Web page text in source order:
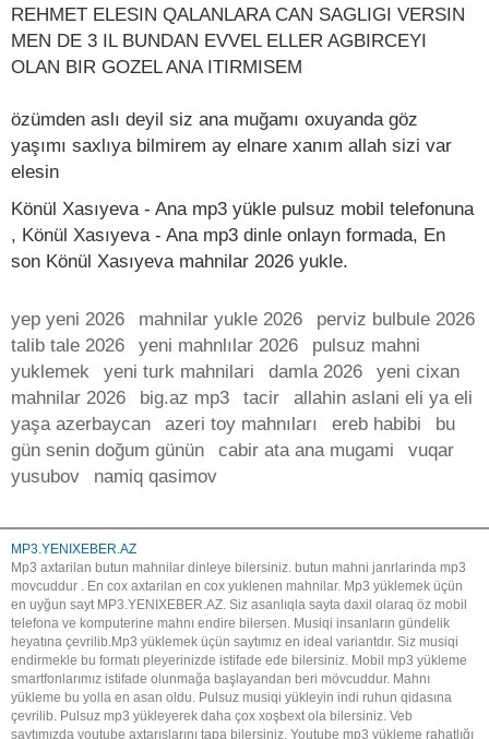
REHMET ELESIN QALANLARA CAN SAGLIGI VERSIN
MEN DE 3 IL BUNDAN EVVEL ELLER AGBIRCEYI
OLAN BIR GOZEL ANA ITIRMISEM
özümden aslı deyil siz ana muğamı oxuyanda göz
yaşımı saxlıya bilmirem ay elnare xanım allah sizi var
elesin
Könül Xasıyeva - Ana mp3 yükle pulsuz mobil telefonuna
, Könül Xasıyeva - Ana mp3 dinle onlayn formada, En
son Könül Xasıyeva mahnilar 2026 yukle.
yep yeni 2026 mahnilar yukle 2026
perviz bulbule 2026
talib tale 2026
yeni mahnlılar 2026
pulsuz mahni
yuklemek
yeni turk mahnilari damla 2026
yeni cixan
mahnilar 2026
big.az mp3 tacir
allahin aslani eli ya eli
yaşa azerbaycan
azeri toy mahnıları ereb habibi
bu
gün senin doğum günün
cabir ata ana mugami
vuqar
yusubov
namiq qasimov
MP3.YENIXEBER.AZ
Mp3 axtarilan butun mahnilar dinleye bilersiniz. butun mahni janrlarinda mp3
movcuddur . En cox axtarilan en cox yuklenen mahnilar. Mp3 yüklemek üçün
en uyğun sayt MP3.YENIXEBER.AZ. Siz asanlıqla sayta daxil olaraq öz mobil
telefona ve komputerine mahnı endire bilersen. Musiqi insanların gündelik
heyatına çevrilib.Mp3 yüklemek üçün saytımız en ideal variantdır. Siz musiqi
endirmekle bu formatı pleyerinizde istifade ede bilersiniz. Mobil mp3 yükleme
smartfonlarımız istifade olunmağa başlayandan beri mövcuddur. Mahnı
yükleme bu yolla en asan oldu. Pulsuz musiqi yükleyin indi ruhun qidasına
çevrilib. Pulsuz mp3 yükleyerek daha çox xoşbext ola bilersiniz. Veb
saytımızda youtube axtarışlarını tapa bilersiniz. Youtube mp3 yükleme rahatlığı